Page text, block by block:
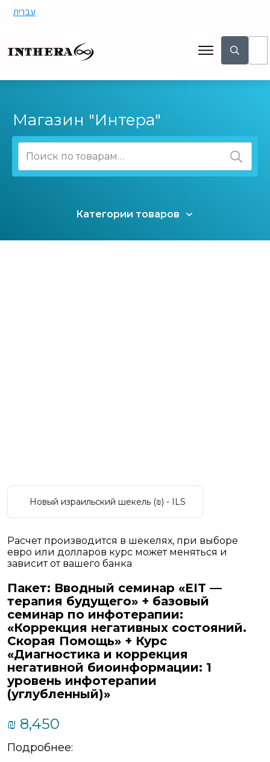
עברית
Магазин "Интера"
Категории товаров
Новый израильский шекель (₪) - ILS
Расчет производится в шекелях, при выборе
евро или долларов курс может меняться и
зависит от вашего банка
Пакет: Вводный семинар «EIT —
терапия будущего» + базовый
семинар по инфотерапии:
«Коррекция негативных состояний.
Скорая Помощь» + Курс
«Диагностика и коррекция
негативной биоинформации: 1
уровень инфотерапии
(углубленный)»
₪ 8,450
Подробнее: